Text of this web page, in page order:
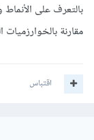
بالتعرف على الأنماط
مقارنة بالخوارزميات
اقتباس